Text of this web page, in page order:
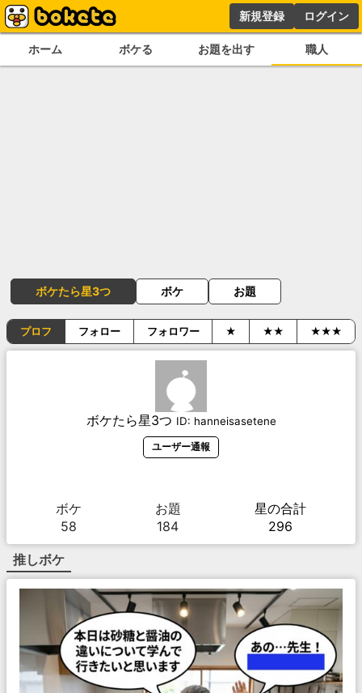
新規登録 ログイン
ホーム ボケる お題を出す 職人
ボケたら星3つ ボケ お題
プロフ フォロー フォロワー ★ ★★ ★★★
ボケたら星3つ ID: hanneisasetene
ユーザー通報
ボケ
58
お題
184
星の合計
296
推しボケ